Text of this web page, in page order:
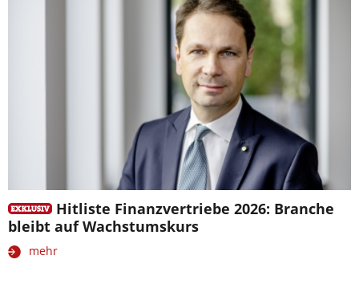
Hitliste Finanzvertriebe 2026: Branche
bleibt auf Wachstumskurs
mehr